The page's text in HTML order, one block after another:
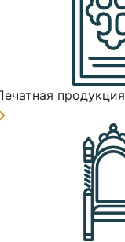
продукция